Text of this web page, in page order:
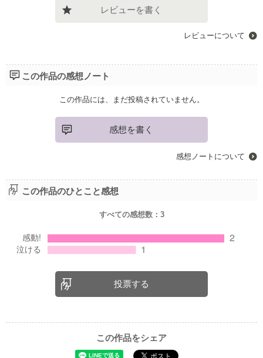
レビューを書く
レビューについて
この作品の感想ノート
この作品には、まだ投稿されていません。
感想を書く
感想ノートについて
この作品のひとこと感想
すべての感想数： 3
投票する
この作品をシェア